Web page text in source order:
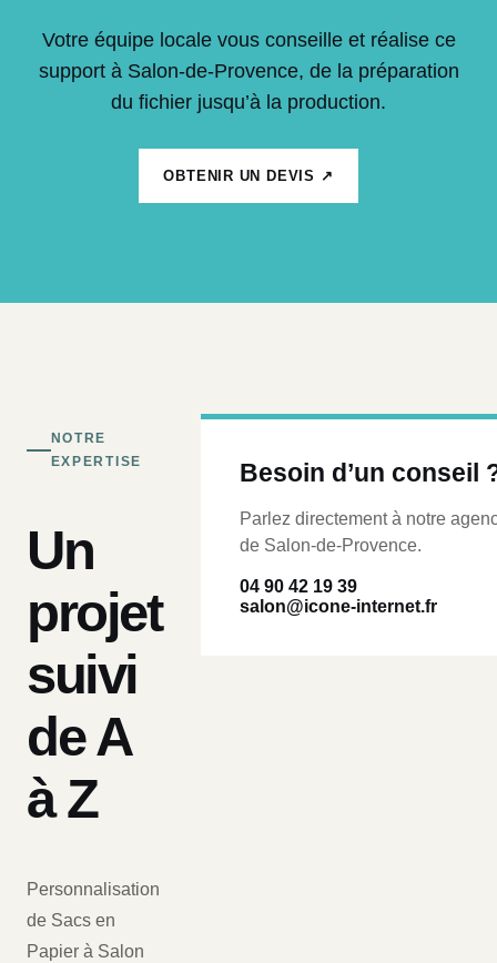
Votre équipe locale vous conseille et réalise ce
support à Salon-de-Provence, de la préparation
du fichier jusqu’à la production.
OBTENIR UN DEVIS ↗
NOTRE
EXPERTISE
Un
projet
suivi
de A
à Z
Personnalisation
de Sacs en
Papier à Salon
Besoin d’un conseil
Parlez directement à notre
de Salon-de-Provence.
04 90 42 19 39
salon@icone-internet.fr